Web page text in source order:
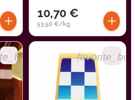
+ 10,70 €
53,50 €/kg +